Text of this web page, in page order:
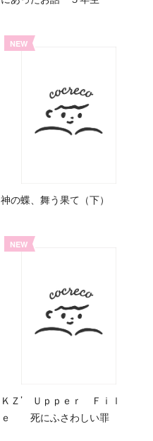
NEW
神の蝶、舞う果て（下）
NEW
ＫＺ’ Ｕｐｐｅｒ Ｆｉｌ
ｅ 死にふさわしい罪